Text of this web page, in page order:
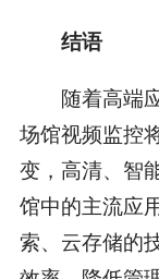
结语
随着高端应
场馆视频监控
变，高清、智
馆中的主流应
索、云存储的